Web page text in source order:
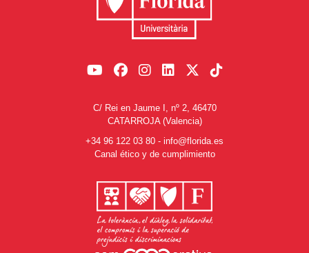
C/ Rei en Jaume I, nº 2, 46470
CATARROJA (Valencia)
+34 96 122 03 80 - info@florida.es
Canal ético y de cumplimiento